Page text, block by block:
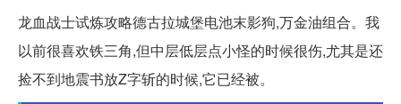
龙血战士试炼攻略德古拉城堡电池末影狗,万金油组合。我
以前很喜欢铁三角,但中层低层点小怪的时候很伤,尤其是还
捡不到地震书放Z字斩的时候,它已经被。